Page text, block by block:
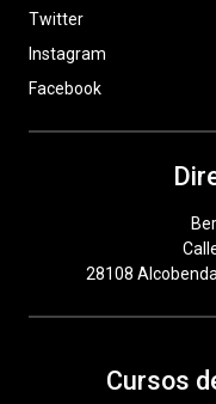
Twitter
Instagram
Facebook
28108
Cursos